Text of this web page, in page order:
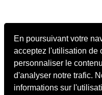
En poursuivant votre
acceptez l'utilisation de
personnaliser le
d'analyser notre trafic.
informations sur